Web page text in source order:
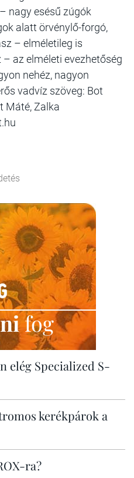
nagy esésű zúgók
alatt örvénylő-forgó,
– elméletileg is
az elméleti evezhetőség
nehéz, nagyon
vadvíz szöveg: Bot
Máté, Zalka
fog
elég Specialized S-
kerékpárok a
ra?